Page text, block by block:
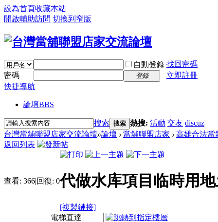
設為首頁收藏本站
開啟輔助訪問 切換到窄版
自動登錄 找回密碼
密碼
登錄
立即註冊
快捷導航
論壇BBS
搜索 搜索 熱搜: 活動 交友 discuz
台灣當舖聯盟店家交流論壇»論壇 › 當舖聯盟店家 › 高雄合法當
返回列表
查看: 366|回復: 0代做水库項目临時用
[複製鏈接]
電梯直達